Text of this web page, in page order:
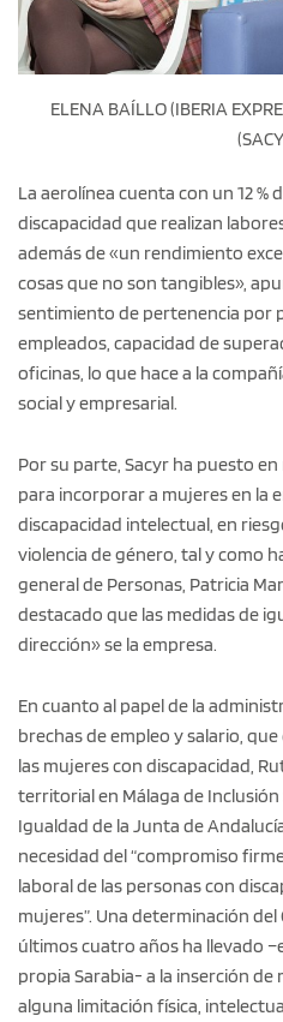
ELENA BAÍLLO (IBERIA
La aerolínea cuenta con un 12 %
discapacidad que realizan
además de «un rendimiento
cosas que no son tangibles»,
sentimiento de pertenencia por
empleados, capacidad de
oficinas, lo que hace a la
social y empresarial.
Por su parte, Sacyr ha puesto
para incorporar a mujeres en la
discapacidad intelectual, en
violencia de género, tal y como
general de Personas, Patricia
destacado que las medidas de
dirección» se la empresa.
En cuanto al papel de la
brechas de empleo y salario,
las mujeres con discapacidad,
territorial en Málaga de Inclusión
Igualdad de la Junta de
necesidad del “compromiso
laboral de las personas con
mujeres”. Una determinación
últimos cuatro años ha llevado
propia Sarabia- a la inserción de
alguna limitación física,